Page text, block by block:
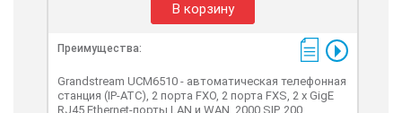
В корзину
Преимущества:
Grandstream UCM6510 - автоматическая телефонная
станция (IP-ATC), 2 порта FXO, 2 порта FXS, 2 х GigE
RJ45 Ethernet-порты LAN и WAN, 2000 SIP, 200